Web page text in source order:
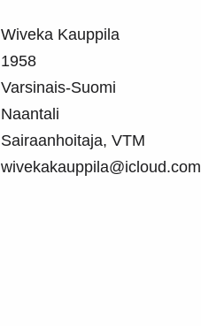
Wiveka Kauppila
1958
Varsinais-Suomi
Naantali
Sairaanhoitaja, VTM
wivekakauppila@icloud.com